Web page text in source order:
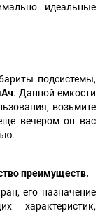
идеальные
подсистемы,
. Данной емкости
возьмите
вечером он вас
преимуществ.
его назначение
характеристик,